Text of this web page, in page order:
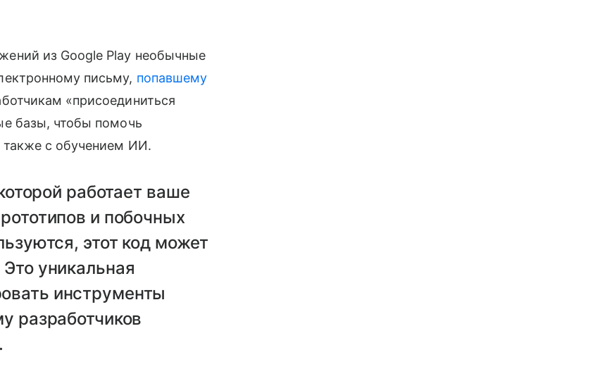
из Google Play необычные
письму, попавшему
«присоединиться
базы, чтобы помочь
также с обучением ИИ.
работает ваше
и побочных
этот код может
уникальная
инструменты
разработчиков